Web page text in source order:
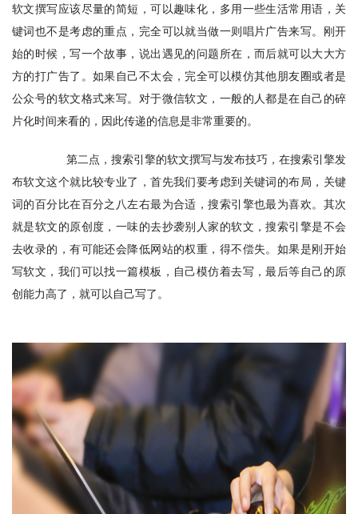
软文撰写应该尽量的简短，可以趣味化，多用一些生活常用语，关
键词也不是考虑的重点，完全可以就当做一则唱片广告来写。刚开
始的时候，写一个故事，说出遇见的问题所在，而后就可以大大方
方的打广告了。如果自己不太会，完全可以模仿其他朋友圈或者是
公众号的软文格式来写。对于微信软文，一般的人都是在自己的碎
片化时间来看的，因此传递的信息是非常重要的。
第二点，搜索引擎的软文撰写与发布技巧，在搜索引擎发
布软文这个就比较专业了，首先我们要考虑到关键词的布局，关键
词的百分比在百分之八左右最为合适，搜索引擎也最为喜欢。其次
就是软文的原创度，一味的去抄袭别人家的软文，搜索引擎是不会
去收录的，有可能还会降低网站的权重，得不偿失。如果是刚开始
写软文，我们可以找一篇模板，自己模仿着去写，最后等自己的原
创能力高了，就可以自己写了。